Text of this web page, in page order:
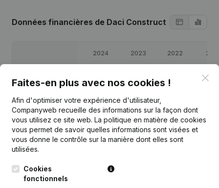
Données financières de Daci Construct
2024 2023 2022
Bénéfices/pertes 43
Capitaux propres €82 364 €80 987 €
67 514 € 89 584 68 131
Publicationsde Daci Construct
Faites-en plus avec nos cookies !
Afin d'optimiser votre expérience d'utilisateur,
Companyweb recueille des informations sur la façon dont
vous utilisez ce site web. La politique en matière de cookies
vous permet de savoir quelles informations sont visées et
vous donne le contrôle sur la manière dont elles sont
utilisées.
Cookies
fonctionnels